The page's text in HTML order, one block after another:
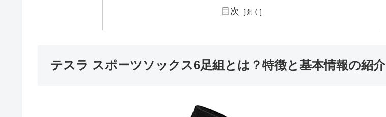
目次
テスラ スポーツソックス6足組とは？特徴と基本情報の紹介